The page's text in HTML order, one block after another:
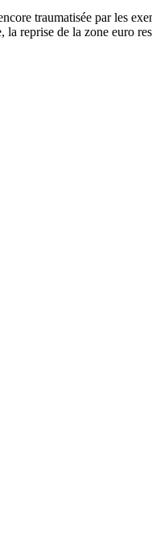
traumatisée par les
reprise de la zone euro